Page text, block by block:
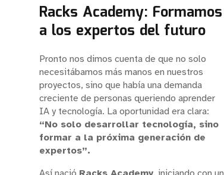
Racks Academy: Formamos
a los expertos del futuro
Pronto nos dimos cuenta de que no solo
necesitábamos más manos en nuestros
proyectos, sino que había una demanda
creciente de personas queriendo aprender
IA y tecnología. La oportunidad era clara:
“No solo desarrollar tecnología, sino
formar a la próxima generación de
expertos”.